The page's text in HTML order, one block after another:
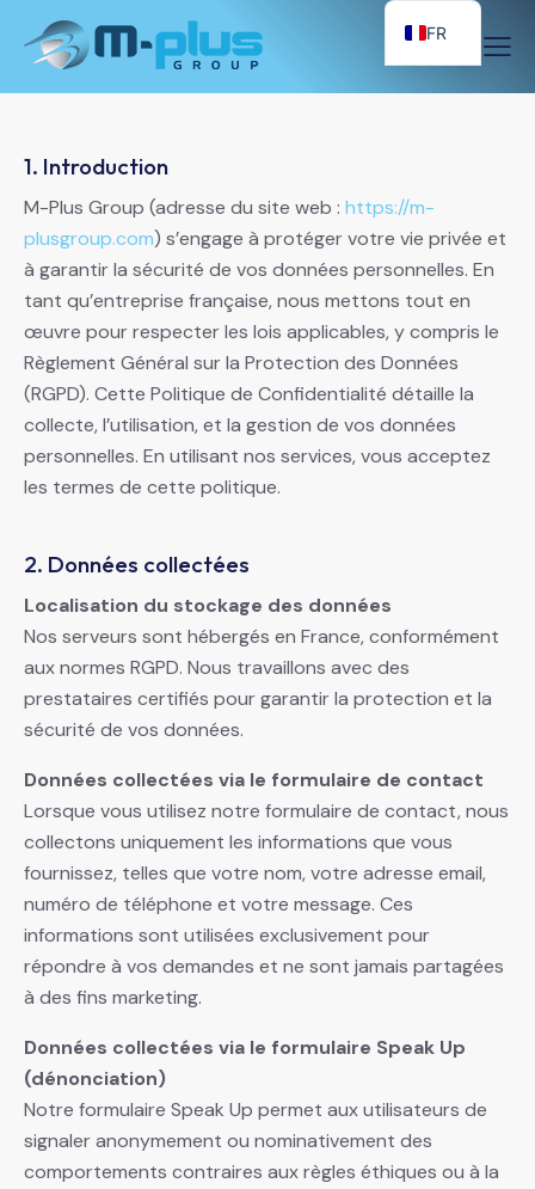
1. Introduction
M-Plus Group (adresse du site web : https://m-
plusgroup.com) s’engage à protéger votre vie privée et
à garantir la sécurité de vos données personnelles. En
tant qu’entreprise française, nous mettons tout en
œuvre pour respecter les lois applicables, y compris le
Règlement Général sur la Protection des Données
(RGPD). Cette Politique de Confidentialité détaille la
collecte, l’utilisation, et la gestion de vos données
personnelles. En utilisant nos services, vous acceptez
les termes de cette politique.
2. Données collectées
Localisation du stockage des données
Nos serveurs sont hébergés en France, conformément
aux normes RGPD. Nous travaillons avec des
prestataires certifiés pour garantir la protection et la
sécurité de vos données.
Données collectées via le formulaire de contact
Lorsque vous utilisez notre formulaire de contact, nous
collectons uniquement les informations que vous
fournissez, telles que votre nom, votre adresse email,
numéro de téléphone et votre message. Ces
informations sont utilisées exclusivement pour
répondre à vos demandes et ne sont jamais partagées
à des fins marketing.
Données collectées via le formulaire Speak Up
(dénonciation)
Notre formulaire Speak Up permet aux utilisateurs de
signaler anonymement ou nominativement des
comportements contraires aux règles éthiques ou à la
FR